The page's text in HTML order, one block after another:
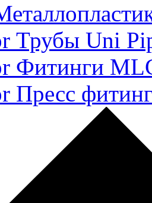
Трубы Uni
Фитинги
Пресс